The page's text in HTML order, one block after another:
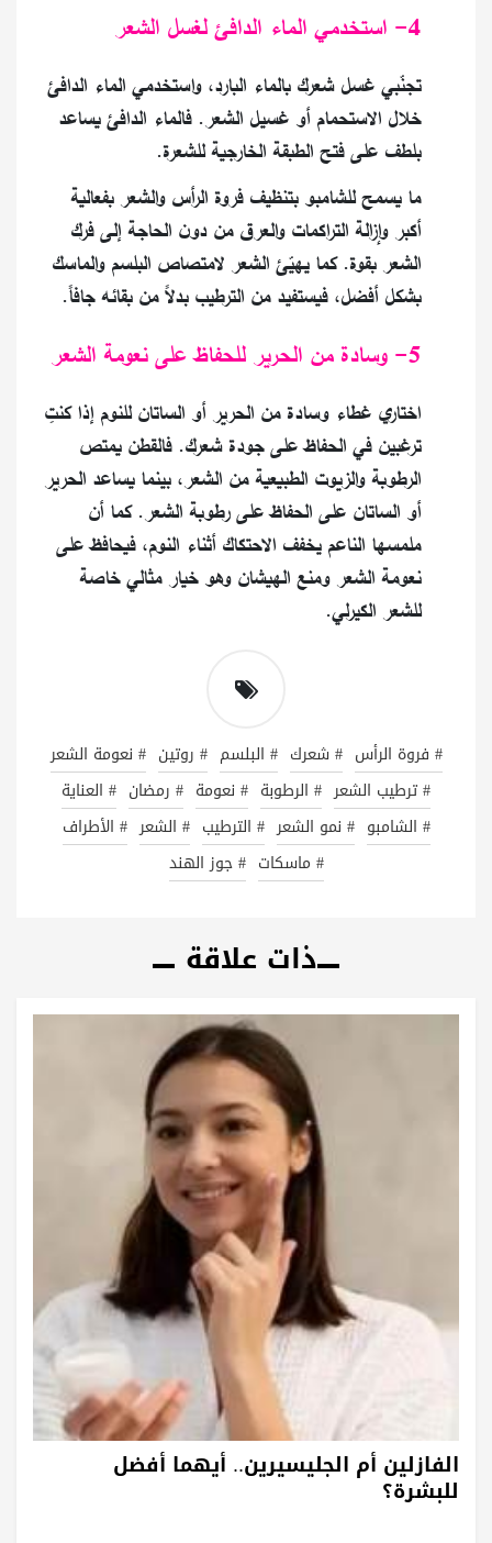
4- استخدمي الماء الدافئ لغسل الشعر
تجنّبي غسل شعرك بالماء البارد، واستخدمي الماء الدافئ
خلال الاستحمام أو غسيل الشعر. فالماء الدافئ يساعد
بلطف على فتح الطبقة الخارجية للشعرة.
ما يسمح للشامبو بتنظيف فروة الرأس والشعر بفعالية
أكبر وإزالة التراكمات والعرق من دون الحاجة إلى فرك
الشعر بقوة. كما يهيّئ الشعر لامتصاص البلسم والماسك
بشكل أفضل، فيستفيد من الترطيب بدلاً من بقائه جافاً.
5- وسادة من الحرير للحفاظ على نعومة الشعر
اختاري غطاء وسادة من الحرير أو الساتان للنوم إذا كنتِ
ترغبين في الحفاظ على جودة شعرك. فالقطن يمتص
الرطوبة والزيوت الطبيعية من الشعر، بينما يساعد الحرير
أو الساتان على الحفاظ على رطوبة الشعر. كما أن
ملمسها الناعم يخفف الاحتكاك أثناء النوم، فيحافظ على
نعومة الشعر ومنع الهيشان وهو خيار مثالي خاصة
للشعر الكيرلي.
# فروة الرأس # شعرك # البلسم # روتين # نعومة الشعر
# ترطيب الشعر # الرطوبة # نعومة # رمضان # العناية
# الشامبو # نمو الشعر # الترطيب # الشعر # الأطراف
# ماسكات # جوز الهند
ذات علاقة
الفازلين أم الجليسيرين.. أيهما أفضل
للبشرة؟